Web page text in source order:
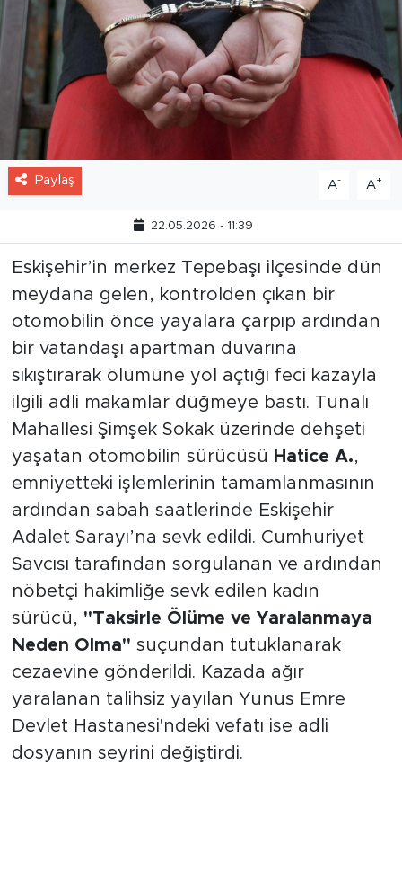
22.05.2026 - 11:39
Eskişehir’in merkez Tepebaşı ilçesinde dün
meydana gelen, kontrolden çıkan bir
otomobilin önce yayalara çarpıp ardından
bir vatandaşı apartman duvarına
sıkıştırarak ölümüne yol açtığı feci kazayla
ilgili adli makamlar düğmeye bastı. Tunalı
Mahallesi Şimşek Sokak üzerinde dehşeti
yaşatan otomobilin sürücüsüHatice A.,
emniyetteki işlemlerinin tamamlanmasının
ardından sabah saatlerinde Eskişehir
Adalet Sarayı’na sevk edildi. Cumhuriyet
Savcısı tarafından sorgulanan ve ardından
nöbetçi hakimliğe sevk edilen kadın
sürücü,"Taksirle Ölüme ve Yaralanmaya
Neden Olma"suçundan tutuklanarak
cezaevine gönderildi. Kazada ağır
yaralanan talihsiz yayılan Yunus Emre
Devlet Hastanesi'ndeki vefatı ise adli